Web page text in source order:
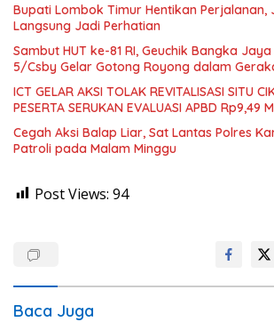
Bupati Lombok Timur Hentikan Perjalanan,
Langsung Jadi Perhatian
Sambut HUT ke-81 RI, Geuchik Bangka
5/Csby Gelar Gotong Royong dalam
ICT GELAR AKSI TOLAK REVITALISASI SITU
PESERTA SERUKAN EVALUASI APBD Rp9,49
Cegah Aksi Balap Liar, Sat Lantas Polres
Patroli pada Malam Minggu
Post Views: 94
Baca Juga